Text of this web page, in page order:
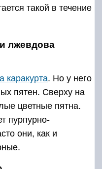
такой в течение
лжевдова
каракурта. Но у него
пятен. Сверху на
цветные пятна.
пурпурно-
они, как и